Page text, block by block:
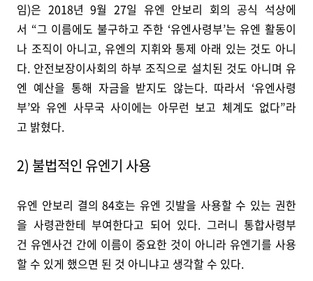
임)은 2018년 9월 27일 유엔 안보리 회의 공식 석상에
서 “그 이름에도 불구하고 주한 ‘유엔사령부’는 유엔 활동이
나 조직이 아니고, 유엔의 지휘와 통제 아래 있는 것도 아니
다. 안전보장이사회의 하부 조직으로 설치된 것도 아니며 유
엔 예산을 통해 자금을 받지도 않는다. 따라서 ‘유엔사령
부’와 유엔 사무국 사이에는 아무런 보고 체계도 없다”라
고 밝혔다.
2) 불법적인 유엔기 사용
유엔 안보리 결의 84호는 유엔 깃발을 사용할 수 있는 권한
을 사령관한테 부여한다고 되어 있다. 그러니 통합사령부
건 유엔사건 간에 이름이 중요한 것이 아니라 유엔기를 사용
할 수 있게 했으면 된 것 아니냐고 생각할 수 있다.